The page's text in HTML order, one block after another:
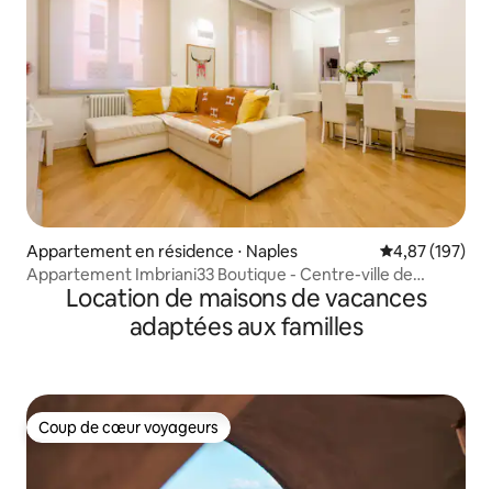
Appartement en résidence ⋅ Naples Évaluation
4,87 (197)
Appartement Imbriani33 Boutique - Centre-ville de
NaplesLocation de maisons de vacances
adaptées aux familles
Coup de cœur voyageurs
Coup de cœur voyageurs